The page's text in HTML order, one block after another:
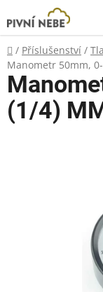
na
obsah
Domů
/ Příslušenství /
Manometr 50mm,
(1/4)